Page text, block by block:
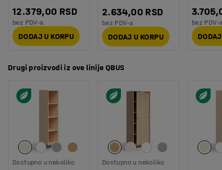
Da li treba da proširite svoje skladište?
meri kako bi se uklapao zajedno, a modularni koncept
ako je potrebno. Sve za efikasan radni dan!
12.379,00 RSD
bez PDV-a
DODAJ U KORPU
2.634,00 RSD
bez PDV-a
DODAJ U KORPU
bez PDV-
Drugi proizvodi iz ove linije QBUS
Dostupno u nekoliko
Dostupno u nekoliko